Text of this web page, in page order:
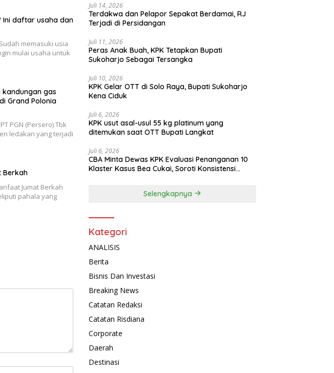
Ini daftar usaha dan
Sudah memasuki usia
mulai usaha untuk
kandungan gas
Grand Polonia
PGN (Persero) Tbk
ledakan yang terjadi
Berkah
Jumat Berkah
pahala yang
Juli 14, 2026
Terdakwa dan Pelapor Sepakat Berdamai, RJ
Terjadi di Persidangan
Juli 11, 2026
Peras Anak Buah, KPK Tetapkan Bupati
Sukoharjo Sebagai Tersangka
Juli 10, 2026
KPK Gelar OTT di Solo Raya, Bupati Sukoharjo
Kena Ciduk
Juli 6, 2026
KPK usut asal-usul 55 kg platinum yang
ditemukan saat OTT Bupati Langkat
Juli 6, 2026
CBA Minta Dewas KPK Evaluasi Penanganan 10
Klaster Kasus Bea Cukai, Soroti Konsistensi
Selengkapnya
Kategori
ANALISIS
Berita
Bisnis Dan Investasi
Breaking News
Catatan Redaksi
Catatan Risdiana
Corporate
Daerah
Destinasi